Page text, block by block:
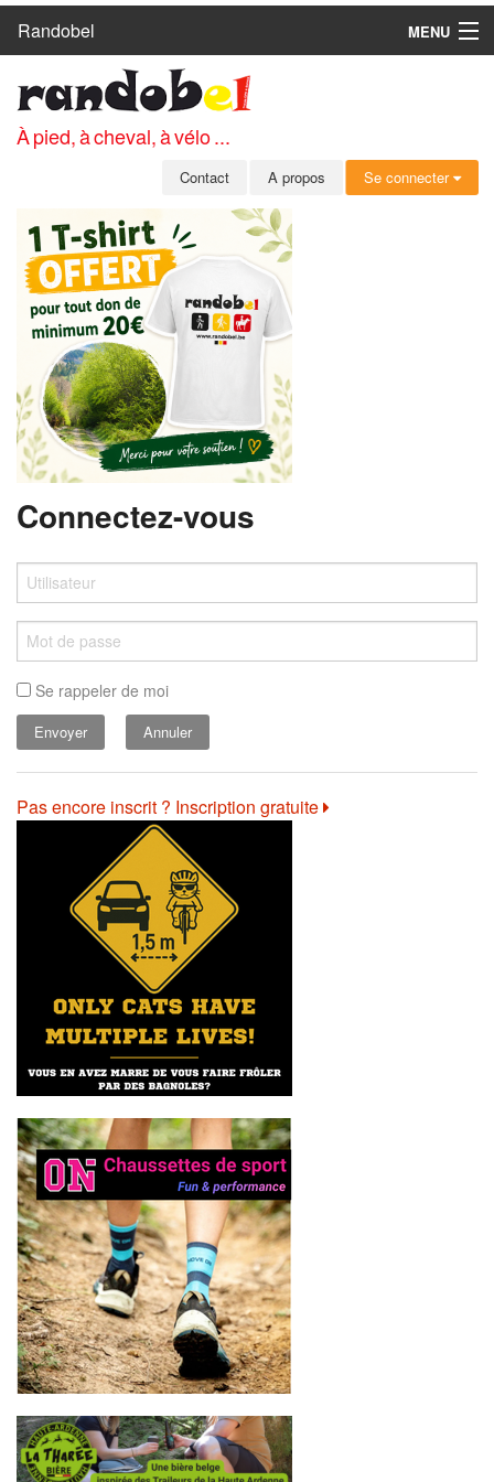
Randobel
MENU
CIRCUITS
CLUBS
MEMBRES
SE CONNECTER
INSCRIPTION GRATUITE
MOT DE PASSE OUBLIÉ
À pied, à cheval, à vélo ...
Contact A propos Se connecter
Connectez-vous
Se rappeler de moi
Annuler
Pas encore inscrit ? Inscription gratuite